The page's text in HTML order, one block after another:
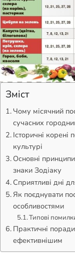
Зміст
Чому місячний
сучасних
Історичні корені
культурі
Основні
знаки Зодіаку
Сприятливі дні
Як поєднувати
особливостями
Типові
Практичні
ефективнішим